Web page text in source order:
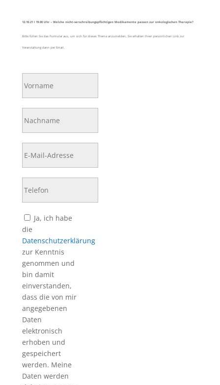
12.10.21 I 19.00 Uhr – Welche nicht-verschreibungspflichtigen Medikamente passen zur onkologischen Therapie?
Bitte füllen Sie das Formular aus, um sich für dieses Thema anzumelden, Sie erhalten Ihren persönlichen Link zur
Veranstaltung dann per Email.
Ja, ich habe
die
Datenschutzerklärung
zur Kenntnis
genommen und
bin damit
einverstanden,
dass die von mir
angegebenen
Daten
elektronisch
erhoben und
gespeichert
werden. Meine
Daten werden